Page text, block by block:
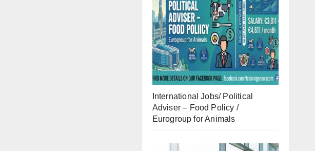
International Jobs/ Political
Adviser – Food Policy /
Eurogroup for Animals